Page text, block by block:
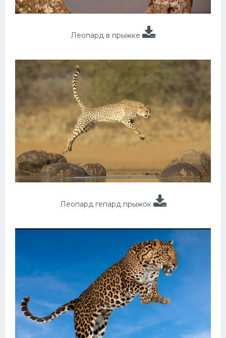
Леопард в прыжке
Леопард гепард прыжок